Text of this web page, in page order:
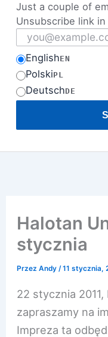
Just a couple of
Unsubscribe link in
Email address
EnglishEN
PolskiPL
DeutschDE
Halotan
stycznia
PrzezAndy /11 stycznia,
22 stycznia
zapraszamy na
Impreza ta